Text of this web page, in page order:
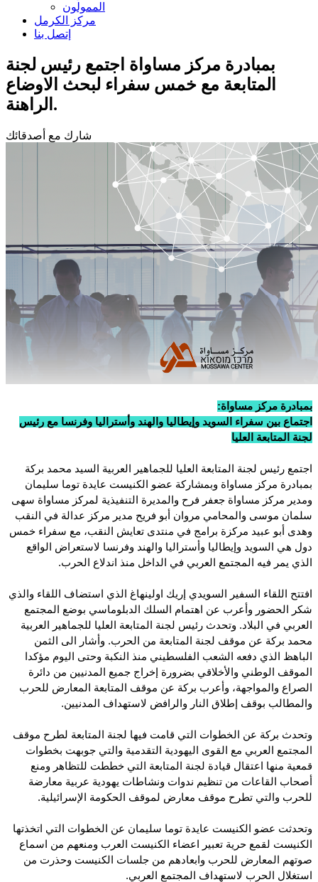
الممولون
مركز الكرمل
إتصل بنا
بمبادرة مركز مساواة اجتمع رئيس لجنة
المتابعة مع خمس سفراء لبحث الاوضاع
الراهنة.
شارك مع أصدقائك
بمبادرة مركز مساواة:
اجتماع بين سفراء السويد وإيطاليا والهند وأستراليا وفرنسا مع رئيس
لجنة المتابعة العليا
اجتمع رئيس لجنة المتابعة العليا للجماهير العربية السيد محمد بركة
بمبادرة مركز مساواة وبمشاركة عضو الكنيست عايدة توما سليمان
ومدير مركز مساواة جعفر فرح والمديرة التنفيذية لمركز مساواة سهى
سلمان موسى والمحامي مروان أبو فريح مدير مركز عدالة في النقب
وهدى أبو عبيد مركزة برامج في منتدى تعايش النقب، مع سفراء خمس
دول هي السويد وإيطاليا وأستراليا والهند وفرنسا لاستعراض الواقع
الذي يمر فيه المجتمع العربي في الداخل منذ اندلاع الحرب.
افتتح اللقاء السفير السويدي إريك اولينهاغ الذي استضاف اللقاء والذي
شكر الحضور وأعرب عن اهتمام السلك الدبلوماسي بوضع المجتمع
العربي في البلاد. وتحدث رئيس لجنة المتابعة العليا للجماهير العربية
محمد بركة عن موقف لجنة المتابعة من الحرب. وأشار الى الثمن
الباهظ الذي دفعه الشعب الفلسطيني منذ النكبة وحتى اليوم مؤكدا
الموقف الوطني والأخلاقي بضرورة إخراج جميع المدنيين من دائرة
الصراع والمواجهة، وأعرب بركة عن موقف المتابعة المعارض للحرب
والمطالب بوقف إطلاق النار والرافض لاستهداف المدنيين.
وتحدث بركة عن الخطوات التي قامت فيها لجنة المتابعة لطرح موقف
المجتمع العربي مع القوى اليهودية التقدمية والتي جوبهت بخطوات
قمعية منها اعتقال قيادة لجنة المتابعة التي خططت للتظاهر ومنع
أصحاب القاعات من تنظيم ندوات ونشاطات يهودية عربية معارضة
للحرب والتي تطرح موقف معارض لموقف الحكومة الإسرائيلية.
وتحدثت عضو الكنيست عايدة توما سليمان عن الخطوات التي اتخذتها
الكنيست لقمع حرية تعبير اعضاء الكنيست العرب ومنعهم من اسماع
صوتهم المعارض للحرب وابعادهم من جلسات الكنيست وحذرت من
استغلال الحرب لاستهداف المجتمع العربي.